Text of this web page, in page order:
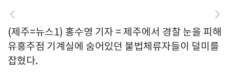
(제주=뉴스1) 홍수영 기자 = 제주에서 경찰 눈을 피해
유흥주점 기계실에 숨어있던 불법체류자들이 덜미를
잡혔다.